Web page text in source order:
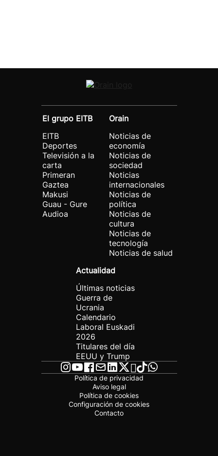
El grupo EITB
EITB
Deportes
Televisión a la
carta
Primeran
Gaztea
Makusi
Guau - Gure
Audioa
Orain
Noticias de
economía
Noticias de
sociedad
Noticias
internacionales
Noticias de
política
Noticias de
cultura
Noticias de
tecnología
Noticias de salud
Actualidad
Últimas noticias
Guerra de
Ucrania
Calendario
Laboral Euskadi
2026
Titulares del día
EEUU y Trump
Política de privacidad
Aviso legal
Política de cookies
Configuración de cookies
Contacto